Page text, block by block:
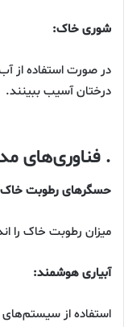
شوری خاک:
در صورت استفاده از
درختان آسیب ببینند.
. فناوری‌های
حسگرهای رطوبت
میزان رطوبت خاک را
آبیاری هوشمند:
استفاده از